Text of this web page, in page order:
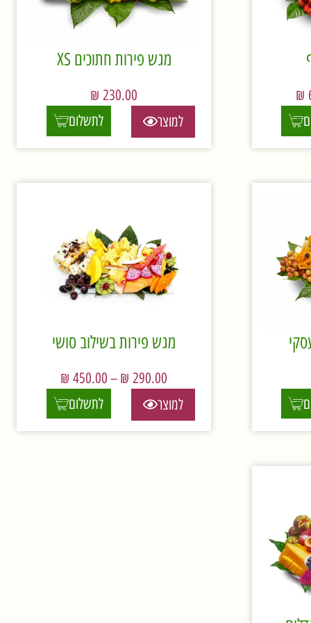
₪
מגש פירות חתוכים XS
230.00
₪
למוצר
לתשלום
מגש פירות בשילוב סושי
290.00
₪
–
450.00
₪
למוצר
לתשלום